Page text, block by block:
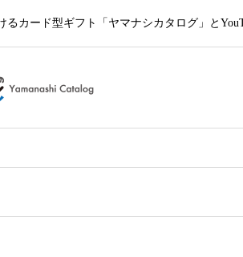
るカード型ギフト「ヤマナシカタログ」と